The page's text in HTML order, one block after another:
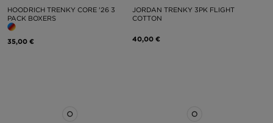
HOODRICH TRENKY CORE '26 3
PACK BOXERS
35,00 €
JORDAN TRENKY 3PK FLIGHT
COTTON
40,00 €